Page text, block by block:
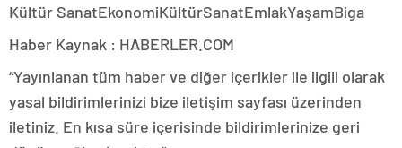
Kültür SanatEkonomiKültürSanatEmlakYaşamBiga
Haber Kaynak : HABERLER.COM
“Yayınlanan tüm haber ve diğer içerikler ile ilgili olarak
yasal bildirimlerinizi bize iletişim sayfası üzerinden
iletiniz. En kısa süre içerisinde bildirimlerinize geri